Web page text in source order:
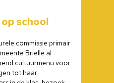
school
commissie primair
Brielle al
cultuurmenu voor
tot haar